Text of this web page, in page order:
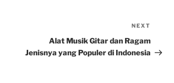
Post
NEXT
Alat Musik Gitar dan Ragam
Jenisnya yang Populer di Indonesia